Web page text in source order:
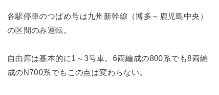
各駅停車のつばめ号は九州新幹線（博多～鹿児島中央）
の区間のみ運転。
自由席は基本的に1～3号車。6両編成の800系でも8両編
成のN700系でもこの点は変わらない。